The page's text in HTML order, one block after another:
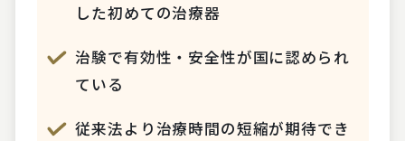
した初めての治療器
治験で有効性・安全性が国に認められ
ている
従来法より治療時間の短縮が期待でき